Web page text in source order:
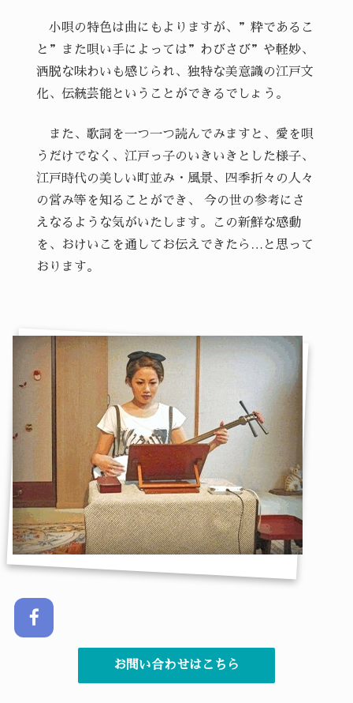
小唄の特色は曲にもよりますが、”粋であるこ
と”また唄い手によっては”わびさび”や軽妙、
洒脱な味わいも感じられ、独特な美意識の江戸文
化、伝統芸能ということができるでしょう。
また、歌詞を一つ一つ読んでみますと、愛を唄
うだけでなく、江戸っ子のいきいきとした様子、
江戸時代の美しい町並み・風景、四季折々の人々
の営み等を知ることができ、 今の世の参考にさ
えなるような気がいたします。この新鮮な感動
を、おけいこを通してお伝えできたら…と思って
おります。
お問い合わせはこちら